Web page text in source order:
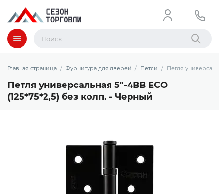
Меню Найти
Главная страница Фурнитура для дверей Петли Петля
Петля универсальная 5"-4ВВ ECO
(125*75*2,5) без колп. - Черный